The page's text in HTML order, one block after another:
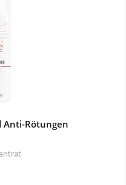
Anti-Rötungen